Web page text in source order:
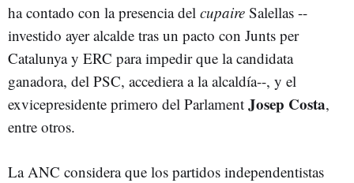
ha contado con la presencia del cupaire Salellas --
investido ayer alcalde tras un pacto con Junts per
Catalunya y ERC para impedir que la candidata
ganadora, del PSC, accediera a la alcaldía--, y el
exvicepresidente primero del Parlament Josep Costa,
entre otros.
La ANC considera que los partidos independentistas